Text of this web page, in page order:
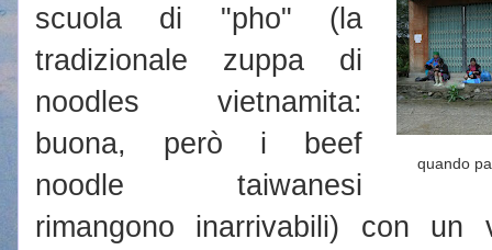
quando
scuola di "pho" (la
tradizionale zuppa di
noodles vietnamita:
buona, però i beef
noodle taiwanesi
rimangono inarrivabili) con un